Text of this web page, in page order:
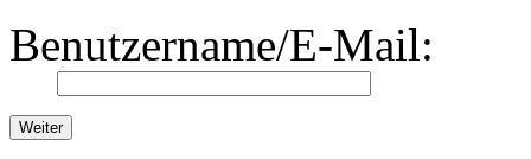
Benutzername/E-Mail: